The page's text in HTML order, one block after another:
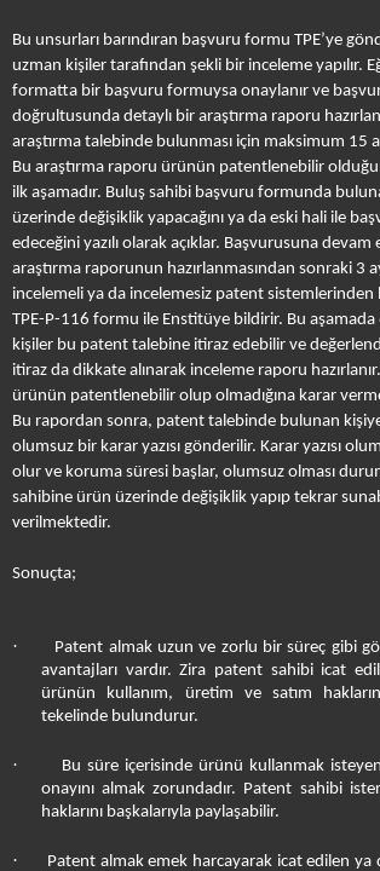
Bu unsurları barındıran başvuru formu TPE’ye
uzman kişiler tarafından şekli bir inceleme yapılır.
formatta bir başvuru formuysa onaylanır ve
doğrultusunda detaylı bir araştırma raporu
araştırma talebinde bulunması için maksimum 15
Bu araştırma raporu ürünün patentlenebilir
ilk aşamadır. Buluş sahibi başvuru formunda
üzerinde değişiklik yapacağını ya da eski hali ile
edeceğini yazılı olarak açıklar. Başvurusuna devam
araştırma raporunun hazırlanmasından sonraki 3
incelemeli ya da incelemesiz patent
TPE-P-116 formu ile Enstitüye bildirir. Bu aşamada
kişiler bu patent talebine itiraz edebilir ve
itiraz da dikkate alınarak inceleme raporu
ürünün patentlenebilir olup olmadığına karar
Bu rapordan sonra, patent talebinde bulunan
olumsuz bir karar yazısı gönderilir. Karar yazısı
olur ve koruma süresi başlar, olumsuz olması
sahibine ürün üzerinde değişiklik yapıp tekrar
verilmektedir.
Sonuçta;
·
Patent almak uzun ve zorlu bir süreç gibi
avantajları vardır. Zira patent sahibi icat
ürünün kullanım, üretim ve satım
tekelinde bulundurur.
·
Bu süre içerisinde ürünü kullanmak
onayını almak zorundadır. Patent sahibi
haklarını başkalarıyla paylaşabilir.
·
Patent almak emek harcayarak icat edilen ya